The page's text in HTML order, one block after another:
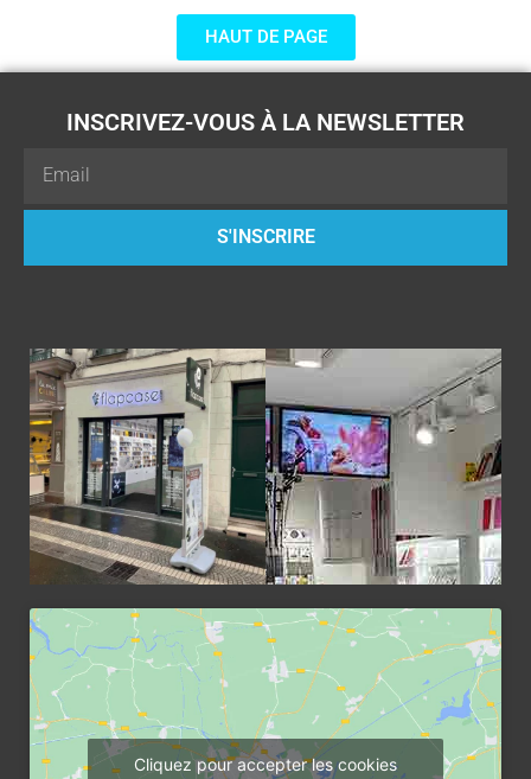
HAUT DE PAGE
INSCRIVEZ-VOUS À LA NEWSLETTER
S'INSCRIRE
Cliquez pour accepter les cookies